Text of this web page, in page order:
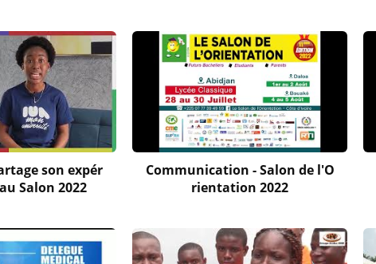
son expér
Salon 2022
Communication - Salon de l'O
rientation 2022